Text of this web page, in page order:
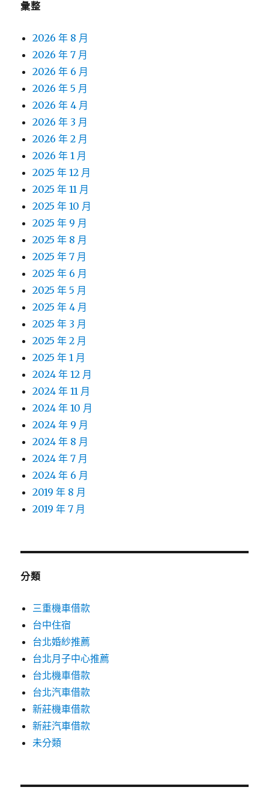
彙整
2026 年 8 月
2026 年 7 月
2026 年 6 月
2026 年 5 月
2026 年 4 月
2026 年 3 月
2026 年 2 月
2026 年 1 月
2025 年 12 月
2025 年 11 月
2025 年 10 月
2025 年 9 月
2025 年 8 月
2025 年 7 月
2025 年 6 月
2025 年 5 月
2025 年 4 月
2025 年 3 月
2025 年 2 月
2025 年 1 月
2024 年 12 月
2024 年 11 月
2024 年 10 月
2024 年 9 月
2024 年 8 月
2024 年 7 月
2024 年 6 月
2019 年 8 月
2019 年 7 月
分類
三重機車借款
台中住宿
台北婚紗推薦
台北月子中心推薦
台北機車借款
台北汽車借款
新莊機車借款
新莊汽車借款
未分類